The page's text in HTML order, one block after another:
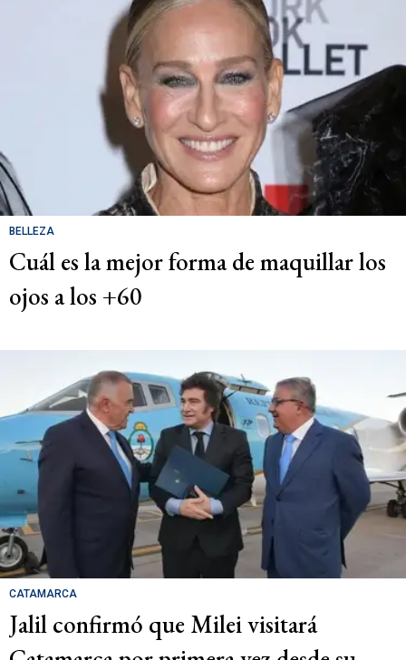
BELLEZA
Cuál es la mejor forma de maquillar los
ojos a los +60
CATAMARCA
Jalil confirmó que Milei visitará